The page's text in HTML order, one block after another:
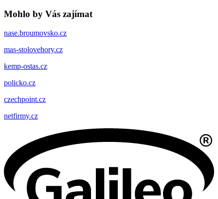
Mohlo by Vás zajímat
nase.broumovsko.cz
mas-stolovehory.cz
kemp-ostas.cz
policko.cz
czechpoint.cz
netfirmy.cz